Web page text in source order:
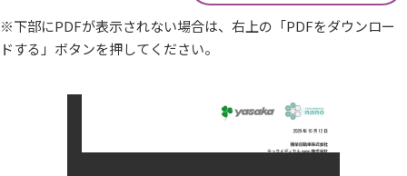
※下部にPDFが表示されない場合は、右上の「PDFをダウンロー
ドする」ボタンを押してください。